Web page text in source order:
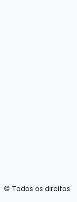
© Todos os direitos